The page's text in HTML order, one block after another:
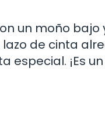
un moño bajo
de cinta
¡Es